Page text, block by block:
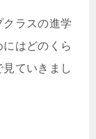
ラスの進学
はどのくら
ていきまし